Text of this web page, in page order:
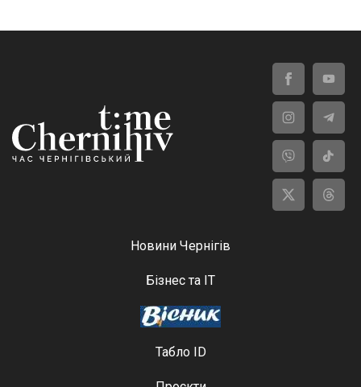
Новини Чернігів
Бізнес та ІТ
Табло ID